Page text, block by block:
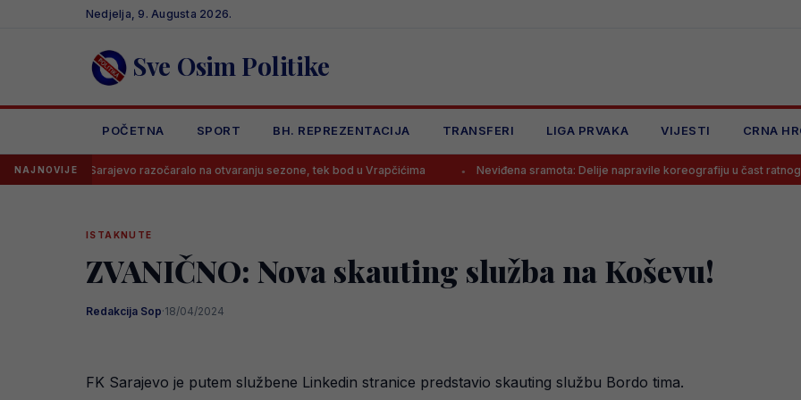
Nedjelja, 9. Augusta 2026.
Sve Osim Politike
POČETNA SPORT BH. REPREZENTACIJA TRANSFERI LIGA PRVAKA VIJESTI CRNA
NAJNOVIJE
Sarajevo razočaralo na otvaranju sezone, tek bod u Vrapčićima Neviđena sramota: Delije napravile koreografiju u čast ratnog zločinca na
ISTAKNUTE
ZVANIČNO: Nova skauting služba na Koševu!
Redakcija Sop·18/04/2024
FK Sarajevo je putem službene Linkedin stranice predstavio skauting službu Bordo tima.